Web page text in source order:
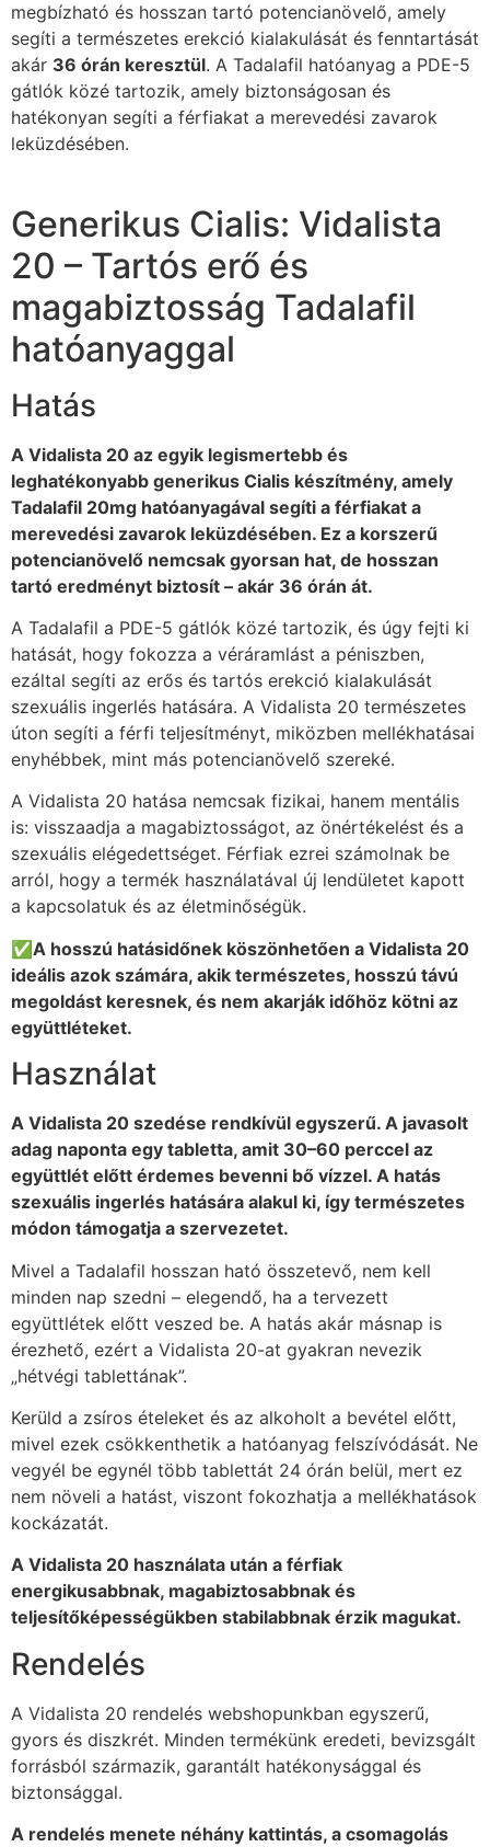
megbízható és hosszan tartó potencianövelő, amely
segíti a természetes erekció kialakulását és fenntartását
akár 36 órán keresztül. A Tadalafil hatóanyag a PDE-5
gátlók közé tartozik, amely biztonságosan és
hatékonyan segíti a férfiakat a merevedési zavarok
leküzdésében.
Generikus Cialis: Vidalista
20 – Tartós erő és
magabiztosság Tadalafil
hatóanyaggal
Hatás
A Vidalista 20 az egyik legismertebb és
leghatékonyabb generikus Cialis készítmény, amely
Tadalafil 20mg hatóanyagával segíti a férfiakat a
merevedési zavarok leküzdésében. Ez a korszerű
potencianövelő nemcsak gyorsan hat, de hosszan
tartó eredményt biztosít – akár 36 órán át.
A Tadalafil a PDE-5 gátlók közé tartozik, és úgy fejti ki
hatását, hogy fokozza a véráramlást a péniszben,
ezáltal segíti az erős és tartós erekció kialakulását
szexuális ingerlés hatására. A Vidalista 20 természetes
úton segíti a férfi teljesítményt, miközben mellékhatásai
enyhébbek, mint más potencianövelő szereké.
A Vidalista 20 hatása nemcsak fizikai, hanem mentális
is: visszaadja a magabiztosságot, az önértékelést és a
szexuális elégedettséget. Férfiak ezrei számolnak be
arról, hogy a termék használatával új lendületet kapott
a kapcsolatuk és az életminőségük.
✅A hosszú hatásidőnek köszönhetően a Vidalista 20
ideális azok számára, akik természetes, hosszú távú
megoldást keresnek, és nem akarják időhöz kötni az
együttléteket.
Használat
A Vidalista 20 szedése rendkívül egyszerű. A javasolt
adag naponta egy tabletta, amit 30–60 perccel az
együttlét előtt érdemes bevenni bő vízzel. A hatás
szexuális ingerlés hatására alakul ki, így természetes
módon támogatja a szervezetet.
Mivel a Tadalafil hosszan ható összetevő, nem kell
minden nap szedni – elegendő, ha a tervezett
együttlétek előtt veszed be. A hatás akár másnap is
érezhető, ezért a Vidalista 20-at gyakran nevezik
„hétvégi tablettának”.
Kerüld a zsíros ételeket és az alkoholt a bevétel előtt,
mivel ezek csökkenthetik a hatóanyag felszívódását. Ne
vegyél be egynél több tablettát 24 órán belül, mert ez
nem növeli a hatást, viszont fokozhatja a mellékhatások
kockázatát.
A Vidalista 20 használata után a férfiak
energikusabbnak, magabiztosabbnak és
teljesítőképességükben stabilabbnak érzik magukat.
Rendelés
A Vidalista 20 rendelés webshopunkban egyszerű,
gyors és diszkrét. Minden termékünk eredeti, bevizsgált
forrásból származik, garantált hatékonysággal és
biztonsággal.
A rendelés menete néhány kattintás, a csomagolás